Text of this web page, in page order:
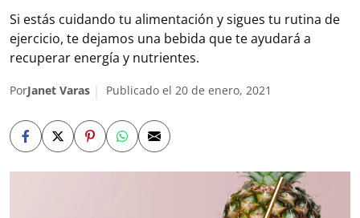
Si estás cuidando tu alimentación y sigues tu rutina de
ejercicio, te dejamos una bebida que te ayudará a
recuperar energía y nutrientes.
PorJanet Varas Publicado el 20 de enero, 2021